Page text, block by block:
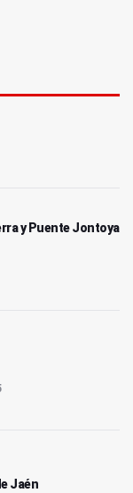
y Puente Jontoya
Jaén